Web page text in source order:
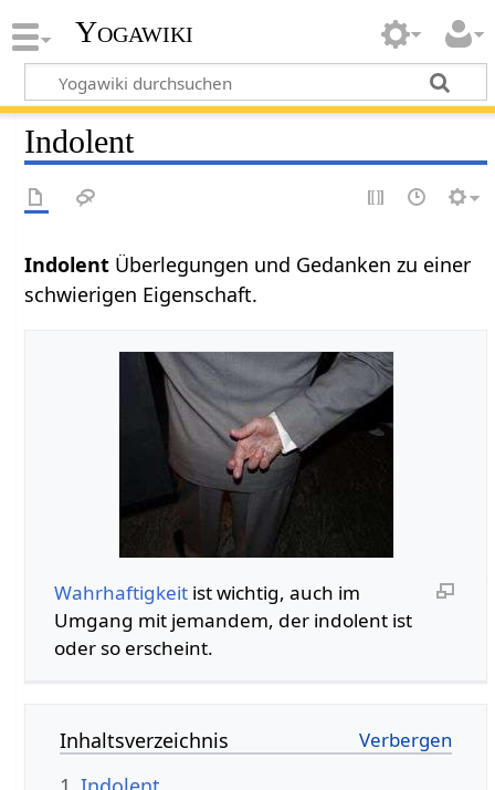
Yogawiki
Indolent
Indolent Überlegungen und Gedanken zu einer
schwierigen Eigenschaft.
Wahrhaftigkeitist wichtig, auch im
Umgang mit jemandem, der indolent ist
oder so erscheint.
Inhaltsverzeichnis